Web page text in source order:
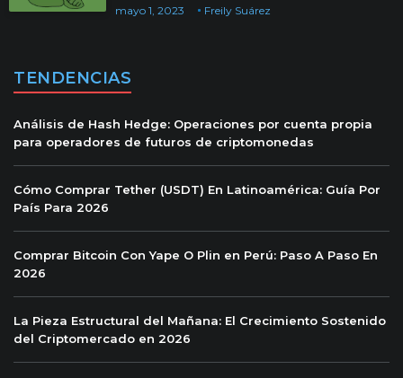
Freily Suárez
mayo 1, 2023
TENDENCIAS
Análisis de Hash Hedge: Operaciones por cuenta propia
para operadores de futuros de criptomonedas
Cómo Comprar Tether (USDT) En Latinoamérica: Guía Por
País Para 2026
Comprar Bitcoin Con Yape O Plin en Perú: Paso A Paso En
2026
La Pieza Estructural del Mañana: El Crecimiento Sostenido
del Criptomercado en 2026